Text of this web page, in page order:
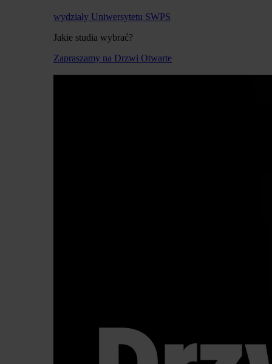
wydziały Uniwersytetu SWPS
Jakie studia wybrać?
Zapraszamy na Drzwi Otwarte